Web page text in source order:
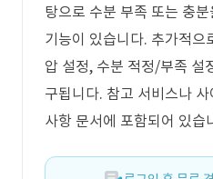
탕으로 수분 부족 또는 충
기능이 있습니다. 추가적으
압 설정, 수분 적정/부족 설
구됩니다. 참고 서비스나
사항 문서에 포함되어 있습